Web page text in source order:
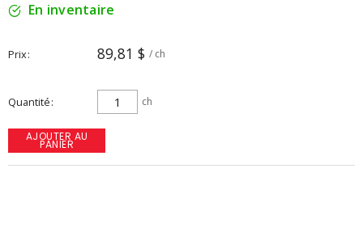
En inventaire
Prix 89,81 $ / ch
Quantité ch
AJOUTER AU
PANIER